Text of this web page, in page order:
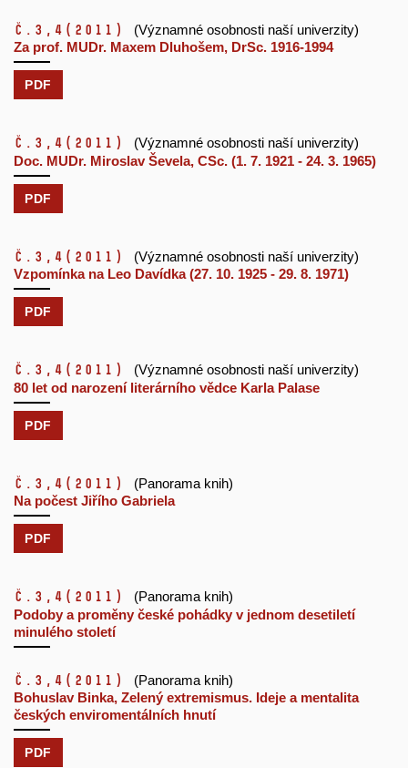
č.3,4 (2011)
(Významné osobnosti naší univerzity)
Za prof. MUDr. Maxem Dluhošem, DrSc. 1916-1994
PDF
č.3,4 (2011)
(Významné osobnosti naší univerzity)
Doc. MUDr. Miroslav Ševela, CSc. (1. 7. 1921 - 24. 3. 1965)
PDF
č.3,4 (2011)
(Významné osobnosti naší univerzity)
Vzpomínka na Leo Davídka (27. 10. 1925 - 29. 8. 1971)
PDF
č.3,4 (2011)
(Významné osobnosti naší univerzity)
80 let od narození literárního vědce Karla Palase
PDF
č.3,4 (2011)
(Panorama knih)
Na počest Jiřího Gabriela
PDF
č.3,4 (2011)
(Panorama knih)
Podoby a proměny české pohádky v jednom desetiletí
minulého století
č.3,4 (2011)
(Panorama knih)
Bohuslav Binka, Zelený extremismus. Ideje a mentalita
českých enviromentálních hnutí
PDF